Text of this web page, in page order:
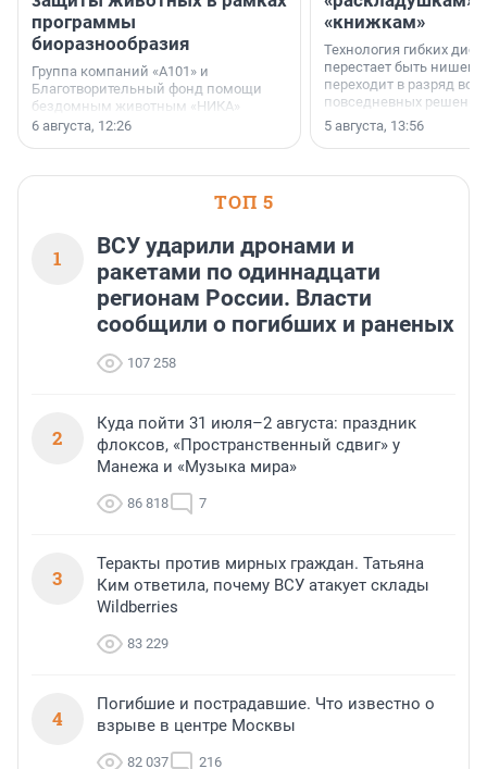
программы
биоразнообразия
Группа компаний «А101» и
Благотворительный фонд помощи
бездомным животным «НИКА»
заключили соглашение о
6 августа, 12:26
«книжкам»
Технология гибких
перестает быть
переходит в разряд
повседневных
5 августа, 13:56
ТОП 5
1
ВСУ ударили дронами и
ракетами по одиннадцати
регионам России. Власти
сообщили о погибших и раненых
107 258
2
Куда пойти 31 июля–2 августа: праздник
флоксов, «Пространственный сдвиг» у
Манежа и «Музыка мира»
86 818 7
3
Теракты против мирных граждан. Татьяна
Ким ответила, почему ВСУ атакует склады
Wildberries
83 229
4
Погибшие и пострадавшие. Что известно о
взрыве в центре Москвы
82 037 216